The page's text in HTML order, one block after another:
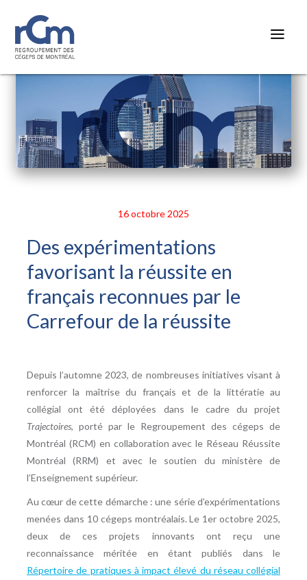
16 octobre 2025
Des expérimentations
favorisant la réussite en
français reconnues par le
Carrefour de la réussite
Depuis l’automne 2023, de nombreuses initiatives visant à
renforcer la maîtrise du français et de la littératie au
collégial ont été déployées dans le cadre du projet
Trajectoires, porté par le Regroupement des cégeps de
Montréal (RCM) en collaboration avec le Réseau Réussite
Montréal (RRM) et avec le soutien du ministère de
l’Enseignement supérieur.
Au cœur de cette démarche : une série d’expérimentations
menées dans 10 cégeps montréalais. Le 1er octobre 2025,
deux de ces projets innovants ont reçu une
reconnaissance méritée en étant publiés dans le
Répertoire de pratiques à impact élevé du réseau collégial